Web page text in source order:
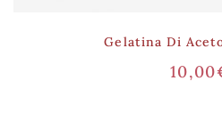
Gelatina Di
10,00